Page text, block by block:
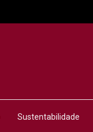
Sustentabilidade